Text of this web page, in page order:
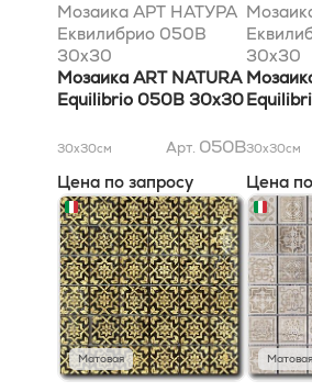
Мозаика АРТ НАТУРА
Еквилибрио 050B
30x30
Мозаика ART NATURA
Equilibrio 050B 30x30
30x30см Арт. 050B
Цена по запросу
30x30
30x30см
Цена
Матовая Матовая